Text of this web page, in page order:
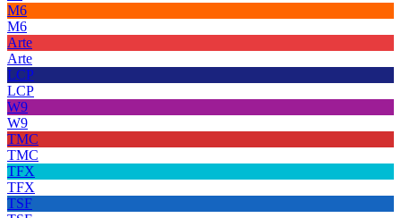
M6
M6
Arte
Arte
LCP
LCP
W9
W9
TMC
TMC
TFX
TFX
TSF